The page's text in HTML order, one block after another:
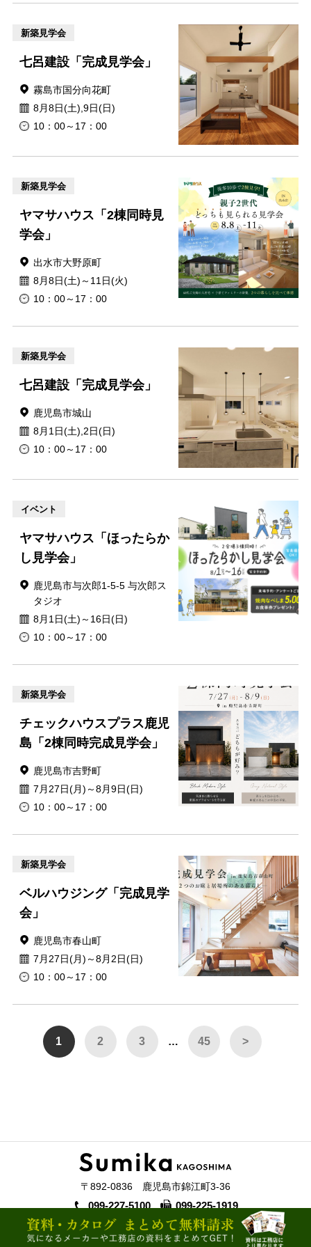
新築見学会
七呂建設「完成見学会」
霧島市国分向花町
8月8日(土),9日(日)
10：00～17：00
新築見学会
ヤマサハウス「2棟同時見
学会」
出水市大野原町
8月8日(土)～11日(火)
10：00～17：00
新築見学会
七呂建設「完成見学会」
鹿児島市城山
8月1日(土),2日(日)
10：00～17：00
イベント
ヤマサハウス「ほったらか
し見学会」
鹿児島市与次郎1-5-5 与次郎ス
タジオ
8月1日(土)～16日(日)
10：00～17：00
新築見学会
チェックハウスプラス鹿児
島「2棟同時完成見学会」
鹿児島市吉野町
7月27日(月)～8月9日(日)
10：00～17：00
新築見学会
ベルハウジング「完成見学
会」
鹿児島市春山町
7月27日(月)～8月2日(日)
10：00～17：00
1 2 3 … 45 >
〒892-0836 鹿児島市錦江町3-36
099-227-5100 099-225-1919